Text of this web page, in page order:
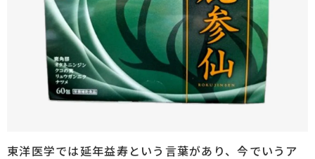
東洋医学では延年益寿という言葉があり、今でいうア